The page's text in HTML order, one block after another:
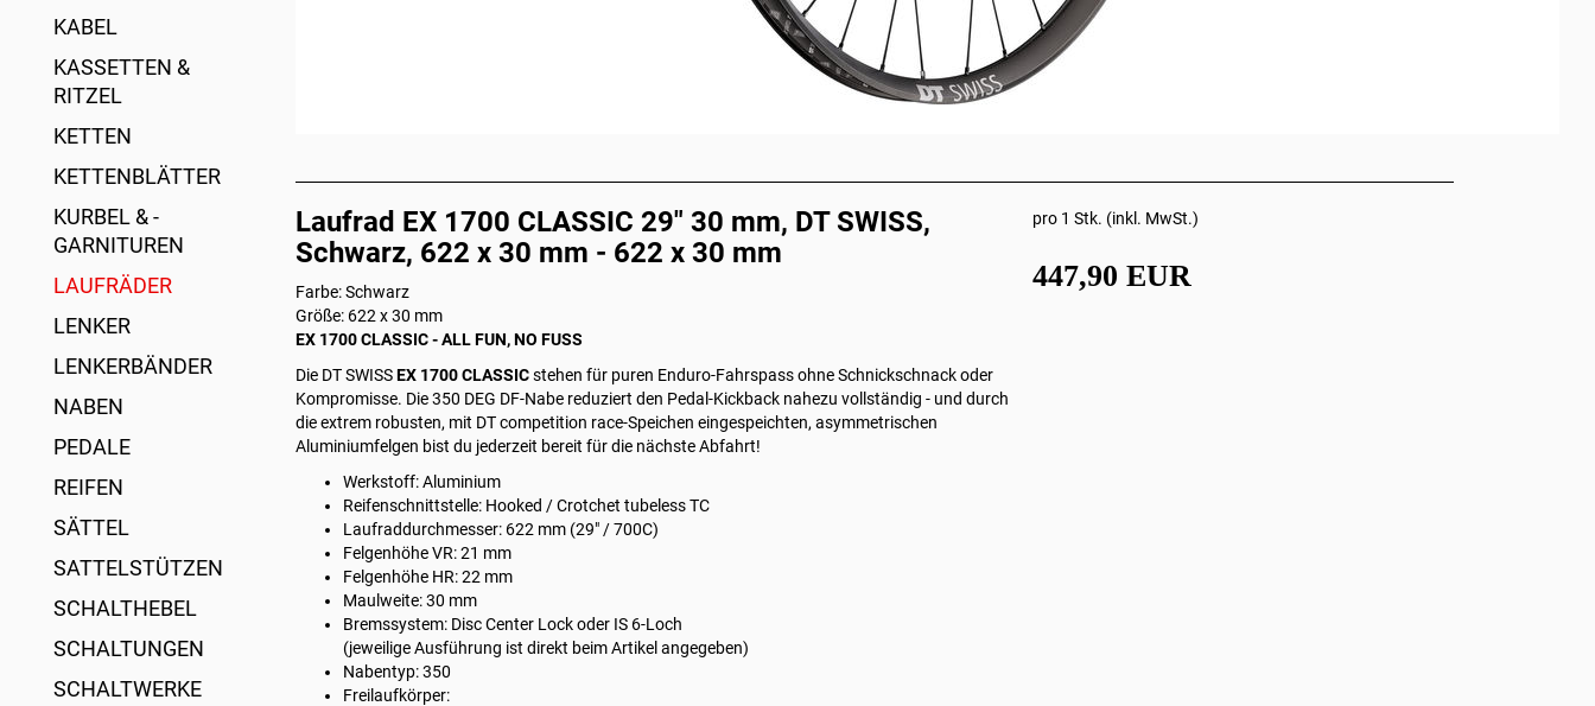
KABEL
KASSETTEN &
RITZEL
KETTEN
KETTENBLÄTTER
KURBEL & -
GARNITUREN
LAUFRÄDER
LENKER
LENKERBÄNDER
NABEN
PEDALE
REIFEN
SÄTTEL
SATTELSTÜTZEN
SCHALTHEBEL
SCHALTUNGEN
SCHALTWERKE
Laufrad EX 1700 CLASSIC 29" 30 mm, DT SWISS,
Schwarz, 622 x 30 mm - 622 x 30 mm
Farbe: Schwarz
Größe: 622 x 30 mm
EX 1700 CLASSIC - ALL FUN, NO FUSS
Die DT SWISSEX 1700 CLASSICstehen für puren Enduro-Fahrspass ohne Schnickschnack oder
Kompromisse. Die 350 DEG DF-Nabe reduziert den Pedal‑Kickback nahezu vollständig - und durch
die extrem robusten, mit DT competition race-Speichen eingespeichten, asymmetrischen
Aluminiumfelgen bist du jederzeit bereit für die nächste Abfahrt!
Werkstoff: Aluminium
Reifenschnittstelle: Hooked / Crotchet tubeless TC
Laufraddurchmesser: 622 mm (29" / 700C)
Felgenhöhe VR: 21 mm
Felgenhöhe HR: 22 mm
Maulweite: 30 mm
Bremssystem: Disc Center Lock oder IS 6-Loch
(jeweilige Ausführung ist direkt beim Artikel angegeben)
Nabentyp: 350
Freilaufkörper:
pro 1 Stk. (inkl. MwSt.)
447,90 EUR